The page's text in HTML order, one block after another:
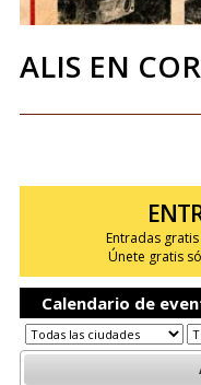
ALIS EN
Entradas
Únete gratis
Calendario de